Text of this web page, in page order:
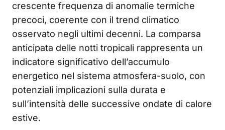
crescente frequenza di anomalie termiche
precoci, coerente con il trend climatico
osservato negli ultimi decenni. La comparsa
anticipata delle notti tropicali rappresenta un
indicatore significativo dell’accumulo
energetico nel sistema atmosfera-suolo, con
potenziali implicazioni sulla durata e
sull’intensità delle successive ondate di calore
estive.